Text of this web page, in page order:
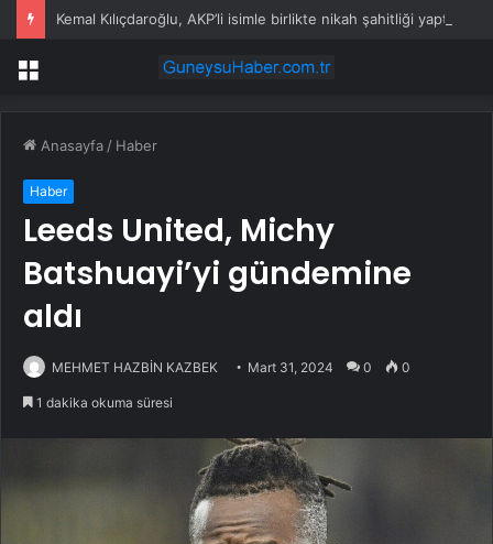
Kemal Kılıçdaroğlu, AKP’li isimle birlikte nikah şahitliği yaptı
Menü
Anasayfa / Haber
Haber
Leeds United, Michy
Batshuayi’yi gündemine
aldı
MEHMET HAZBİN KAZBEK Mart 31, 2024 0 0
1 dakika okuma süresi